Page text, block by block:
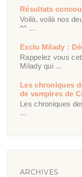
Résultats
Voilà, voilà nos
^^ ...
Exclu Milady :
Rappelez vous
Milady qui ...
Les chroniques
de vampires de
Les chroniques
...
ARCHIVES